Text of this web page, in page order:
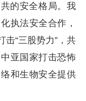
的安全格局。我
执法安全合作，
击“三股势力”，共
亚国家打击恐怖
和生物安全提供